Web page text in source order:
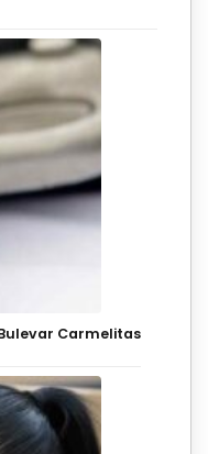
Carmelitas